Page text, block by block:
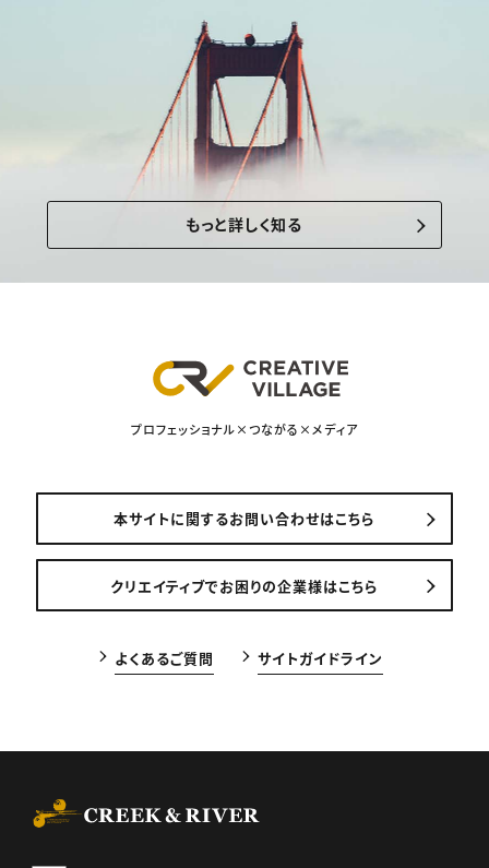
もっと詳しく知る
プロフェッショナル×つながる×メディア
本サイトに関するお問い合わせはこちら
クリエイティブでお困りの企業様はこちら
よくあるご質問 サイトガイドライン